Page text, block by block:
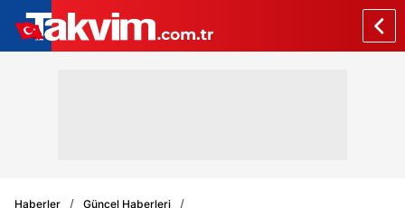
Haberler
Güncel Haberleri